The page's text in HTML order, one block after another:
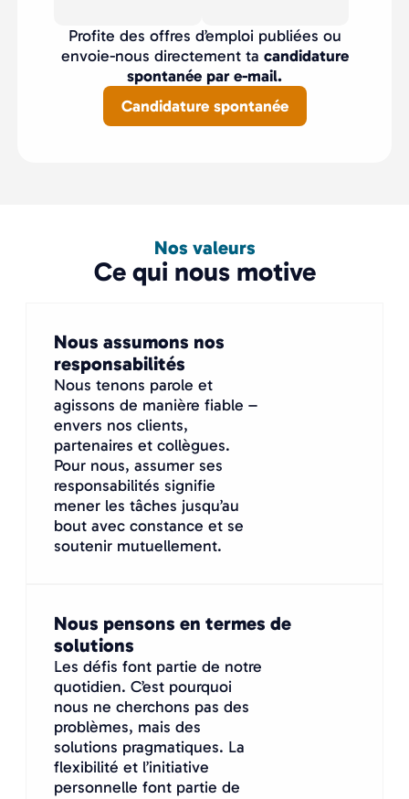
Profite des offres d’emploi publiées ou
envoie-nous directement ta candidature
spontanée par e-mail.
Candidature spontanée
Nos valeurs
Ce qui nous motive
Nous assumons nos
responsabilités
Nous tenons parole et
agissons de manière fiable –
envers nos clients,
partenaires et collègues.
Pour nous, assumer ses
responsabilités signifie
mener les tâches jusqu’au
bout avec constance et se
soutenir mutuellement.
Nous pensons en termes de
solutions
Les défis font partie de notre
quotidien. C’est pourquoi
nous ne cherchons pas des
problèmes, mais des
solutions pragmatiques. La
flexibilité et l’initiative
personnelle font partie de